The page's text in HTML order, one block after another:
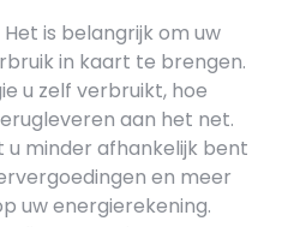
is belangrijk om uw
in kaart te brengen.
u zelf verbruikt, hoe
aan het net.
minder afhankelijk bent
en meer
uw energierekening.